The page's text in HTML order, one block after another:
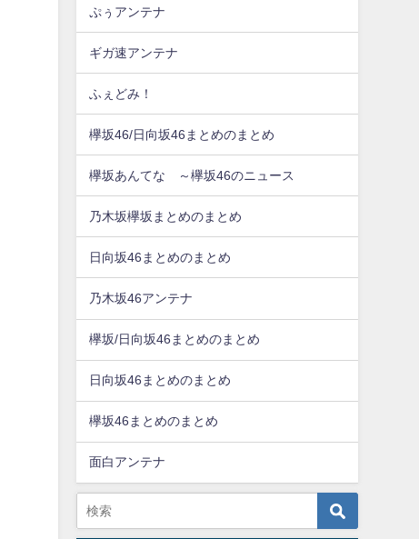
ぷぅアンテナ
ギガ速アンテナ
ふぇどみ！
欅坂46/日向坂46まとめのまとめ
欅坂あんてな ～欅坂46のニュース
乃木坂欅坂まとめのまとめ
日向坂46まとめのまとめ
乃木坂46アンテナ
欅坂/日向坂46まとめのまとめ
日向坂46まとめのまとめ
欅坂46まとめのまとめ
面白アンテナ